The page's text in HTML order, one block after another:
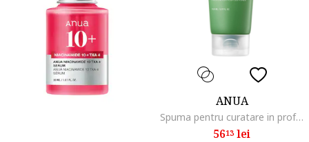
ANUA
Spuma pentru curatare in profunzime cu extract de Houttuyndwqfia Cordata si quercetina, 150ml, Normal
5613lei